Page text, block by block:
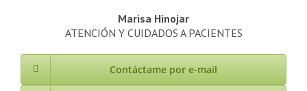
Marisa Hinojar
ATENCIÓN Y CUIDADOS A PACIENTES
Contáctame por e-mail